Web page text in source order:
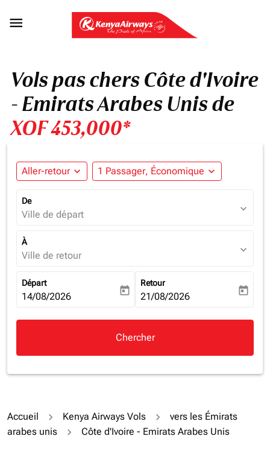

Vols pas chers Côte d'Ivoire
- Emirats Arabes Unis de
XOF 453,000*
Aller-retour expand_more 1 Passager, Économique expand_more
De
Ville de départ expand_more
À
Ville de retour expand_more
Départ
fc-booking-departure-date-aria-label
14/08/2026 today
Retour
fc-booking-return-date-aria-
21/08/2026 today
Chercher
Accueil Kenya Airways Vols
vers les Émirats
arabes unis
Côte d'Ivoire - Emirats Arabes Unis